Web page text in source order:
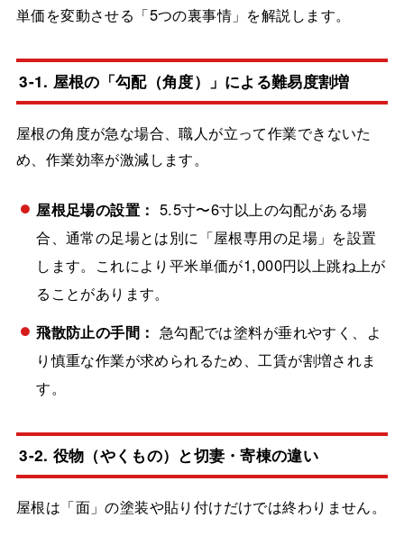
単価を変動させる「5つの裏事情」を解説します。
3-1. 屋根の「勾配（角度）」による難易度割増
屋根の角度が急な場合、職人が立って作業できないた
め、作業効率が激減します。
屋根足場の設置： 5.5寸〜6寸以上の勾配がある場
合、通常の足場とは別に「屋根専用の足場」を設置
します。これにより平米単価が1,000円以上跳ね上が
ることがあります。
飛散防止の手間： 急勾配では塗料が垂れやすく、よ
り慎重な作業が求められるため、工賃が割増されま
す。
3-2. 役物（やくもの）と切妻・寄棟の違い
屋根は「面」の塗装や貼り付けだけでは終わりません。